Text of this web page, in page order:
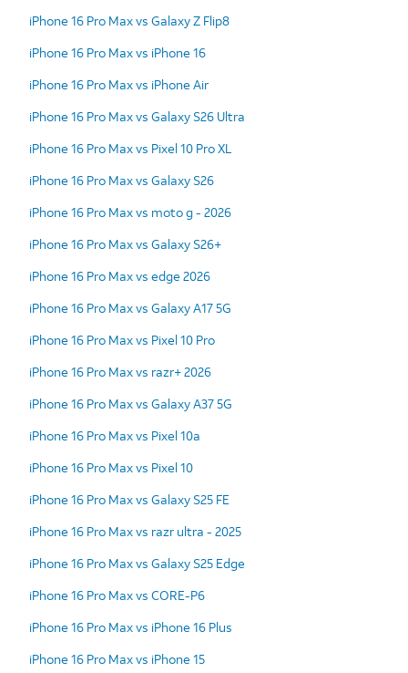
iPhone 16 Pro Max vs Galaxy Z Flip8
iPhone 16 Pro Max vs iPhone 16
iPhone 16 Pro Max vs iPhone Air
iPhone 16 Pro Max vs Galaxy S26 Ultra
iPhone 16 Pro Max vs Pixel 10 Pro XL
iPhone 16 Pro Max vs Galaxy S26
iPhone 16 Pro Max vs moto g - 2026
iPhone 16 Pro Max vs Galaxy S26+
iPhone 16 Pro Max vs edge 2026
iPhone 16 Pro Max vs Galaxy A17 5G
iPhone 16 Pro Max vs Pixel 10 Pro
iPhone 16 Pro Max vs razr+ 2026
iPhone 16 Pro Max vs Galaxy A37 5G
iPhone 16 Pro Max vs Pixel 10a
iPhone 16 Pro Max vs Pixel 10
iPhone 16 Pro Max vs Galaxy S25 FE
iPhone 16 Pro Max vs razr ultra - 2025
iPhone 16 Pro Max vs Galaxy S25 Edge
iPhone 16 Pro Max vs CORE-P6
iPhone 16 Pro Max vs iPhone 16 Plus
iPhone 16 Pro Max vs iPhone 15